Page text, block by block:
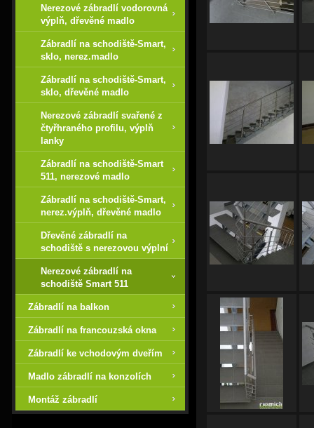
Nerezové zábradlí vodorovná
výplň, dřevěné madlo
Zábradlí na schodiště-Smart,
sklo, nerez.madlo
Zábradlí na schodiště-Smart,
sklo, dřevěné madlo
Nerezové zábradlí svařené z
čtyřhraného profilu, výplň
lanky
Zábradlí na schodiště-Smart
511, nerezové madlo
Zábradlí na schodiště-Smart,
nerez.výplň, dřevěné madlo
Dřevěné zábradlí na
schodiště s nerezovou výplní
Nerezové zábradlí na
schodiště Smart 511
Zábradlí na balkon
Zábradlí na francouzská okna
Zábradlí ke vchodovým dveřím
Madlo zábradlí na konzolích
Montáž zábradlí